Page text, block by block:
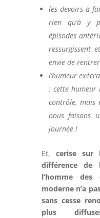
les devoirs à
rien qu’à y
épisodes
ressurgissent
envie de
l’humeur
: cette humeur
contrôle, mais
nous faisons
journée !
Et, cerise sur
différence de
l’homme des
moderne n’a
sans cesse
plus